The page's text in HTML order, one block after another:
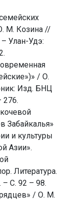
М. Козина //
Улан-Удэ:
/ О.
Изд. БНЦ
276.
Забайкалья»
и культуры
Азии».
Литература.
С. 92 – 98.
/ О. М.